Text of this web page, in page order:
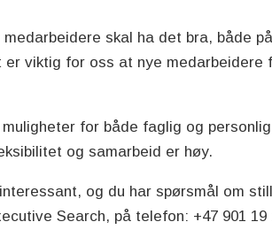
skal ha det bra, både
er viktig for oss at nye
for både faglig og
og samarbeid er høy.
og du har spørsmål om
Search, på telefon: +47 901 19